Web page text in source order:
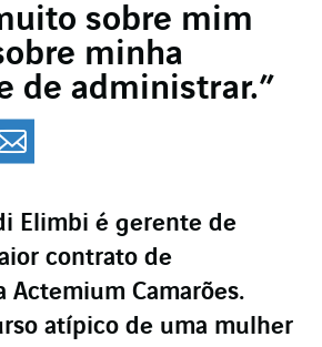
sobre mim
minha
de administrar.”
no nono
Elimbi é gerente de
contrato de
Actemium Camarões.
atípico de uma mulher